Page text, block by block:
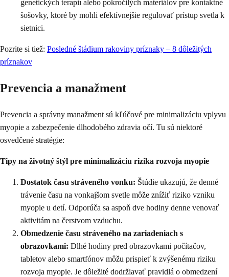
genetických terapií alebo pokročilých materiálov pre kontaktné
šošovky, ktoré by mohli efektívnejšie regulovať prístup svetla k
sietnici.
Pozrite si tiež: Posledné štádium rakoviny príznaky – 8 dôležitých
príznakov
Prevencia a manažment
Prevencia a správny manažment sú kľúčové pre minimalizáciu vplyvu
myopie a zabezpečenie dlhodobého zdravia očí. Tu sú niektoré
osvedčené stratégie:
Tipy na životný štýl pre minimalizáciu rizika rozvoja myopie
Dostatok času stráveného vonku: Štúdie ukazujú, že denné
trávenie času na vonkajšom svetle môže znížiť riziko vzniku
myopie u detí. Odporúča sa aspoň dve hodiny denne venovať
aktivitám na čerstvom vzduchu.
Obmedzenie času stráveného na zariadeniach s
obrazovkami: Dlhé hodiny pred obrazovkami počítačov,
tabletov alebo smartfónov môžu prispieť k zvýšenému riziku
rozvoja myopie. Je dôležité dodržiavať pravidlá o obmedzení